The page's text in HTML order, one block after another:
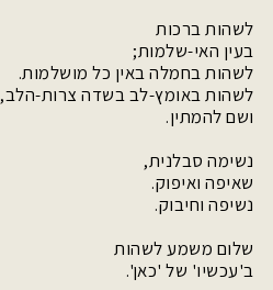
לשהות ברכות
בעין האי-שלמות;
לשהות בחמלה באין כל מושלמות.
לשהות באומץ-לב בשדה צרות-הלב,
ושם להמתין.
נשימה סבלנית,
שאיפה ואיפוק.
נשיפה וחיבוק.
שלום משמע לשהות
ב'עכשיו' של 'כאן'.